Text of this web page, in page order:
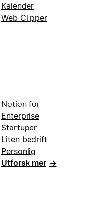
Kalender
Web Clipper
Notion for
Enterprise
Startuper
Liten bedrift
Personlig
Utforsk mer →